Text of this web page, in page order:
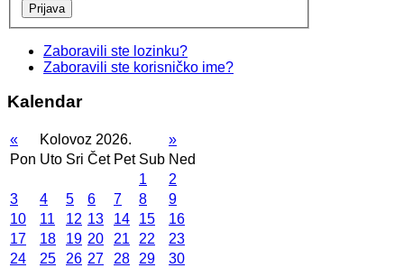
Prijava
Zaboravili ste lozinku?
Zaboravili ste korisničko ime?
Kalendar
« Kolovoz 2026.
»
Pon Uto Sri Čet Pet Sub Ned
1
2
3
4 5 6 7 8
9
10
11 12 13 14 15
16
17
18 19 20 21 22
23
24
25 26 27 28 29
30